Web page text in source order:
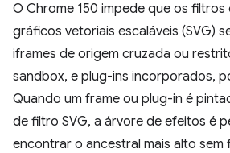
O Chrome 150 impede que os filtros
gráficos vetoriais escaláveis (SVG)
iframes de origem cruzada ou
sandbox, e plug-ins incorporados,
Quando um frame ou plug-in é
de filtro SVG, a árvore de efeitos é
encontrar o ancestral mais alto sem